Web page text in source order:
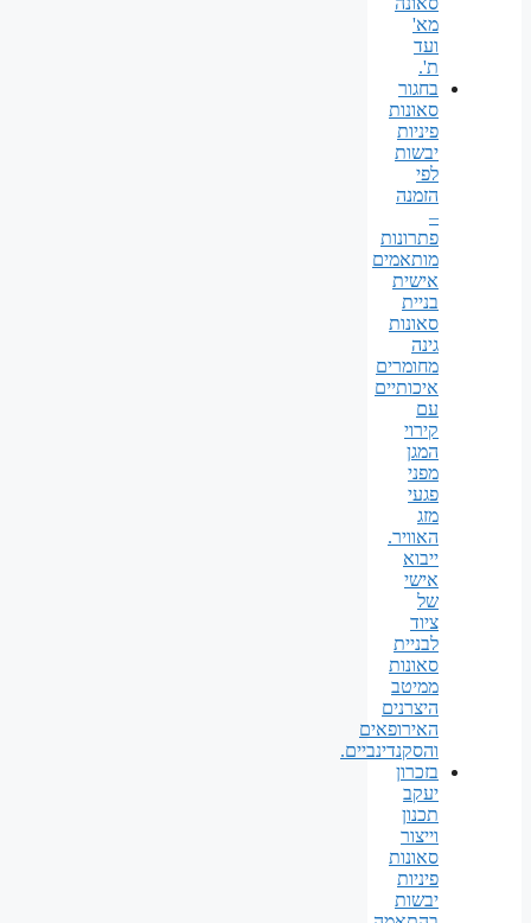
מא'
ועד
ת'.
בחגור
סאונות
פיניות
יבשות
לפי
הזמנה
–
פתרונות
מותאמים
אישית
בניית
סאונות
גינה
מחומרים
איכותיים
עם
קירוי
המגן
מפני
פגעי
מזג
האוויר.
ייבוא
אישי
של
ציוד
לבניית
סאונות
ממיטב
היצרנים
האירופאים
והסקנדינביים.
בזכרון
יעקב
תכנון
וייצור
סאונות
פיניות
יבשות